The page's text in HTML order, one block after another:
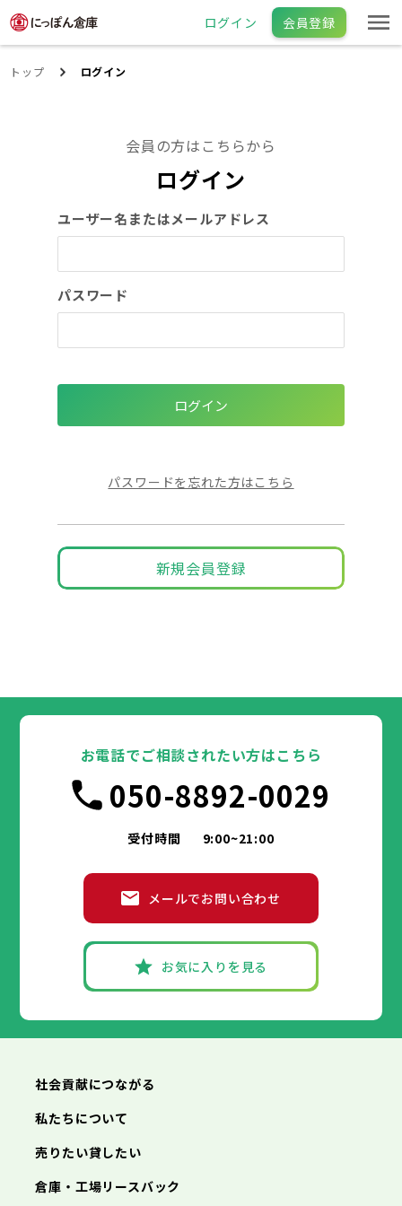
ログイン 会員登録
トップ ログイン
会員の方はこちらから
ログイン
ユーザー名またはメールアドレス
パスワード
パスワードを忘れた方はこちら
新規会員登録
お電話でご相談されたい方はこちら
050-8892-0029
受付時間 9:00~21:00
メールでお問い合わせ
お気に入りを見る
社会貢献につながる
私たちについて
売りたい貸したい
倉庫・工場リースバック